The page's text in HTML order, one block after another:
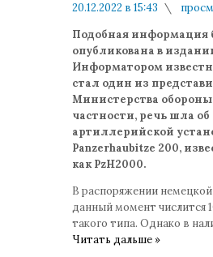
20.12.2022 в 15:43
Подобная информация
опубликована в
Информатором
стал один из
Министерства
частности, речь шла об
артиллерийской
Panzerhaubitze 200,
как PzH2000.
В распоряжении
данный момент числится
такого типа. Однако в
Читать дальше »